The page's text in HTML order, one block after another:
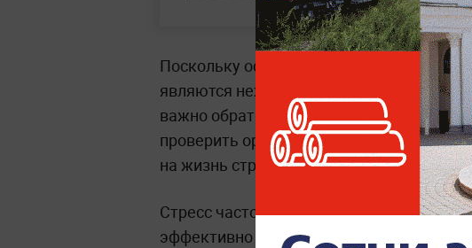
Поскольку основными причинами
являются нехватка витаминов,
важно обратиться к врачам конкретных
проверить организм полностью. Также
на жизнь стресса и прочих негативных
Стресс часто отравляет жизнь
эффективно бороться.